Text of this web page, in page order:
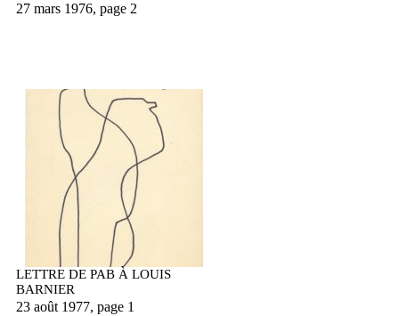
27 mars 1976, page 2
LETTRE DE PAB À LOUIS
BARNIER
23 août 1977, page 1